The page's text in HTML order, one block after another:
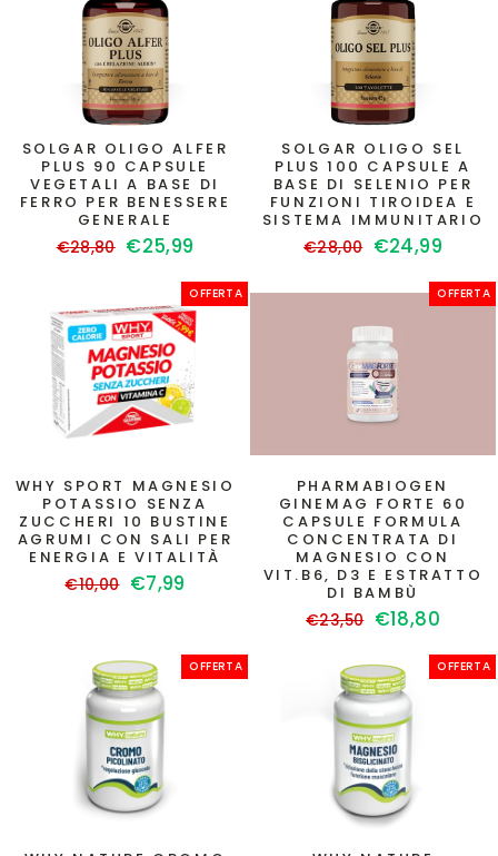
SOLGAR OLIGO ALFER
PLUS 90 CAPSULE
VEGETALI A BASE DI
FERRO PER BENESSERE
GENERALE
Prezzo
€28,80 Prezzo
€25,99
SOLGAR OLIGO SEL
PLUS 100 CAPSULE A
BASE DI SELENIO PER
FUNZIONI TIROIDEA E
SISTEMA IMMUNITARIO
Prezzo
listino
€28,00 Prezzo
€24,99
OFFERTA
WHY SPORT MAGNESIO
POTASSIO SENZA
ZUCCHERI 10 BUSTINE
AGRUMI CON SALI PER
ENERGIA E VITALITÀ
Prezzo
€10,00 Prezzo
€7,99
OFFERTA
PHARMABIOGEN
GINEMAG FORTE 60
CAPSULE FORMULA
CONCENTRATA DI
MAGNESIO CON
VIT.B6, D3 E ESTRATTO
DI BAMBÙ
Prezzo
listino
€23,50 Prezzo
€18,80
OFFERTA OFFERTA